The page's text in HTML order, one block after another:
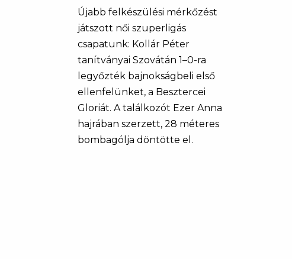
Újabb felkészülési mérkőzést
játszott női szuperligás
csapatunk: Kollár Péter
tanítványai Szovátán 1–0-ra
legyőzték bajnokságbeli első
ellenfelünket, a Besztercei
Gloriát. A találkozót Ezer Anna
hajrában szerzett, 28 méteres
bombagólja döntötte el.